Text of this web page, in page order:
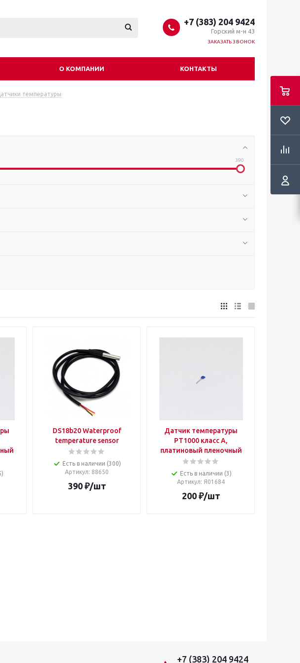
+7 (383) 204 9424
Горский м-н 43
ЗАКАЗАТЬ ЗВОНОК
О КОМПАНИИ КОНТАКТЫ
температуры
390
DS18b20 Waterproof
temperature sensor
Есть в наличии (300)
Артикул: 88650
390₽/шт
Датчик температуры
PT1000 класс А,
платиновый пленочный
Есть в наличии (3)
Артикул: Я01684
200₽/шт
+7 (383) 204 9424